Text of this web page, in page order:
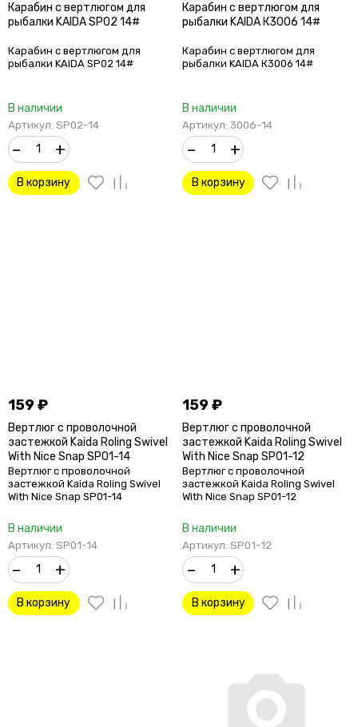
Карабин с вертлюгом для
рыбалки KAIDA SP02 14#
Карабин с вертлюгом для
рыбалки KAIDA SP02 14#
В наличии
Артикул: SP02-14
– +
В корзину
Карабин с вертлюгом для
рыбалки KAIDA К3006 14#
Карабин с вертлюгом для
рыбалки KAIDA К3006 14#
В наличии
Артикул: 3006-14
– +
В корзину
159₽
Вертлюг с проволочной
застежкой Kaida Roling Swivel
With Nice Snap SP01-14
Вертлюг с проволочной
застежкой Kaida Roling Swivel
With Nice Snap SP01-14
В наличии
Артикул: SP01-14
– +
В корзину
159₽
Вертлюг с проволочной
застежкой Kaida Roling Swivel
With Nice Snap SP01-12
Вертлюг с проволочной
застежкой Kaida Roling Swivel
With Nice Snap SP01-12
В наличии
Артикул: SP01-12
– +
В корзину